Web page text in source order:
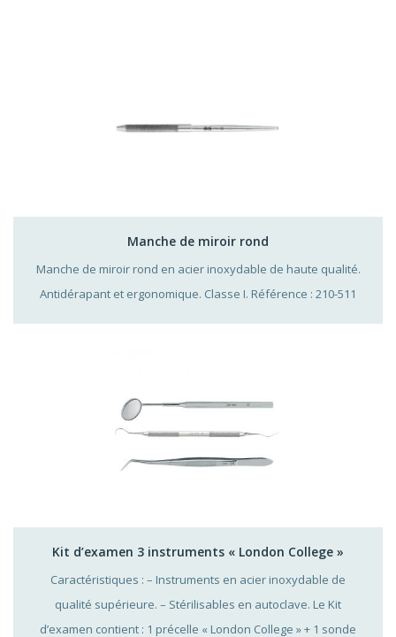
Manche de miroir rond
Manche de miroir rond en acier inoxydable de haute qualité.
Antidérapant et ergonomique. Classe I. Référence : 210-511
Kit d’examen 3 instruments « London College »
Caractéristiques : – Instruments en acier inoxydable de
qualité supérieure. – Stérilisables en autoclave. Le Kit
d’examen contient : 1 précelle « London College » + 1 sonde